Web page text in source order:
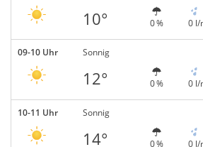
10° 0 % 0 l/
09-10 Uhr Sonnig
12° 0 % 0 l/
10-11 Uhr Sonnig
14° 0 % 0 l/